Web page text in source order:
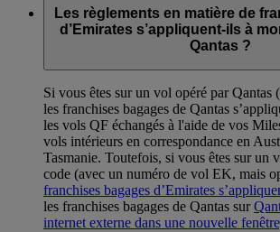
Les règlements en matière de
d’Emirates s’appliquent-ils à
Qantas ?
Si vous êtes sur un vol opéré par Qantas
les franchises bagages de Qantas
les vols QF échangés à l'aide de vos
vols intérieurs en correspondance en
Tasmanie. Toutefois, si vous êtes sur un
code (avec un numéro de vol EK, mais
franchises bagages d’Emirates
les franchises bagages de Qantas sur
internet externe dans une nouvelle